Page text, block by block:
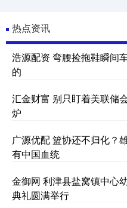
热点资讯
浩源配资 弯腰捡拖鞋瞬间
的
汇金财富 别只盯着美联储
炉
广源优配 篮协还不归化？
有中国血统
金御网 利津县盐窝镇中心
典礼圆满举行